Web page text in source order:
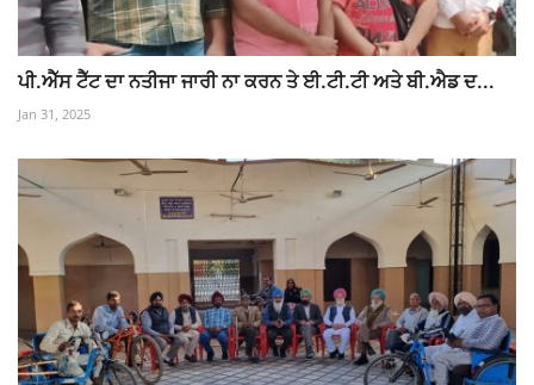
ਪੀ.ਐੱਸ ਟੈੱਟ ਦਾ ਨਤੀਜਾ ਜਾਰੀ ਨਾ ਕਰਨ ਤੇ ਈ.ਟੀ.ਟੀ ਅਤੇ ਬੀ.ਐਡ ਦ...
Jan 31, 2025